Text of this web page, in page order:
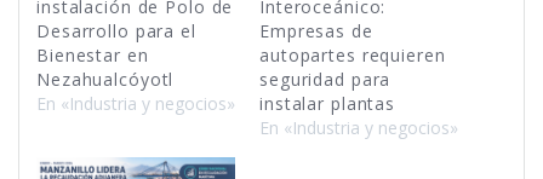
instalación de Polo de
Desarrollo para el
Bienestar en
Nezahualcóyotl
En «Industria y negocios»
Interoceánico:
Empresas de
autopartes requieren
seguridad para
instalar plantas
En «Industria y negocios»